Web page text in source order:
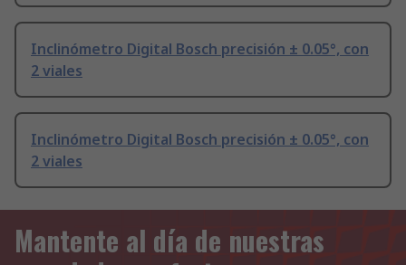
Inclinómetro Digital Bosch precisión ± 0.05°, con
2 viales
Inclinómetro Digital Bosch precisión ± 0.05°, con
2 viales
Mantente al día de nuestras